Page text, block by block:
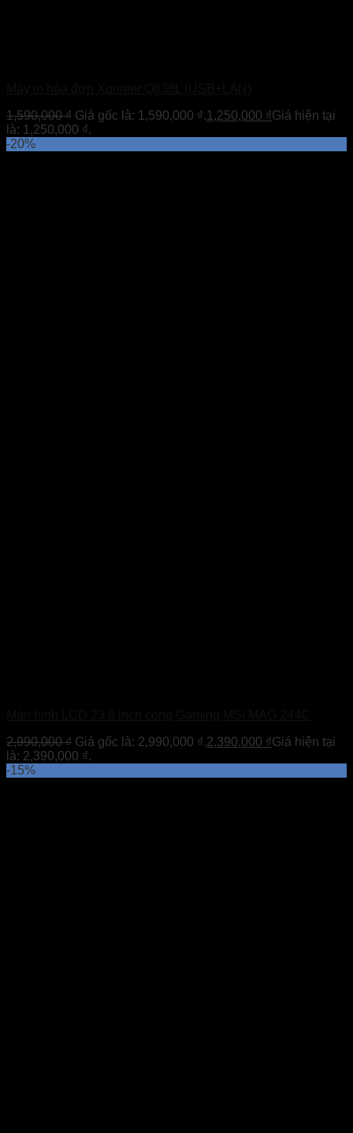
1,590,000₫ Giá gốc là: 1,590,000 ₫.1,250,000 ₫Giá hiện tại
là: 1,250,000 ₫.
-20%
2,990,000₫ Giá gốc là: 2,990,000 ₫.2,390,000 ₫Giá hiện tại
là: 2,390,000 ₫.
-15%